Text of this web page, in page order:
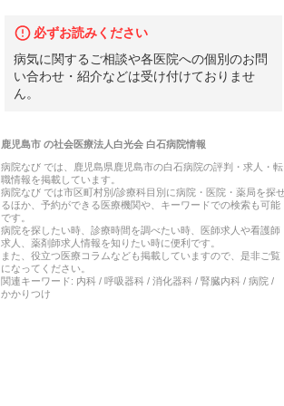
必ずお読みください
病気に関するご相談や各医院への個別のお問
い合わせ・紹介などは受け付けておりませ
ん。
鹿児島市の社会医療法人白光会 白石病院情報
病院なび では、 鹿児島県鹿児島市の白石病院の評判・求人・転
職情報を掲載しています。
病院なび では市区町村別/診療科目別に病院・医院・薬局を探
るほか、予約ができる医療機関や、キーワードでの検索も可能
です。
病院を探したい時、診療時間を調べたい時、医師求人や看護師
求人、薬剤師求人情報を知りたい時に便利です。
また、役立つ医療コラムなども掲載していますので、是非ご覧
になってください。
関連キーワード: 内科 / 呼吸器科 / 消化器科 / 腎臓内科 / 病院 /
かかりつけ